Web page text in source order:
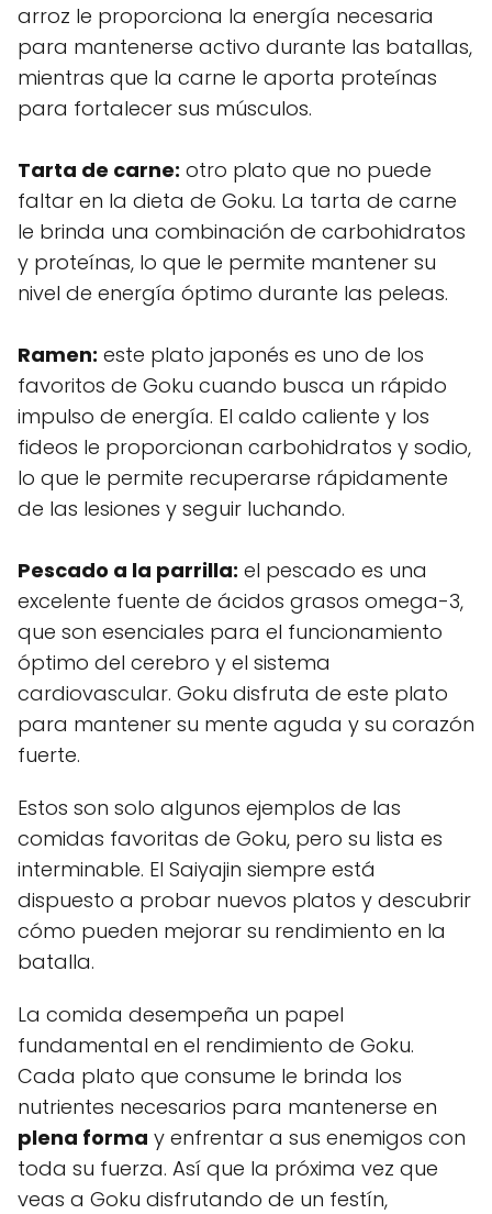
arroz le proporciona la energía necesaria
para mantenerse activo durante las batallas,
mientras que la carne le aporta proteínas
para fortalecer sus músculos.
Tarta de carne: otro plato que no puede
faltar en la dieta de Goku. La tarta de carne
le brinda una combinación de carbohidratos
y proteínas, lo que le permite mantener su
nivel de energía óptimo durante las peleas.
Ramen: este plato japonés es uno de los
favoritos de Goku cuando busca un rápido
impulso de energía. El caldo caliente y los
fideos le proporcionan carbohidratos y sodio,
lo que le permite recuperarse rápidamente
de las lesiones y seguir luchando.
Pescado a la parrilla: el pescado es una
excelente fuente de ácidos grasos omega-3,
que son esenciales para el funcionamiento
óptimo del cerebro y el sistema
cardiovascular. Goku disfruta de este plato
para mantener su mente aguda y su corazón
fuerte.
Estos son solo algunos ejemplos de las
comidas favoritas de Goku, pero su lista es
interminable. El Saiyajin siempre está
dispuesto a probar nuevos platos y descubrir
cómo pueden mejorar su rendimiento en la
batalla.
La comida desempeña un papel
fundamental en el rendimiento de Goku.
Cada plato que consume le brinda los
nutrientes necesarios para mantenerse en
plena forma y enfrentar a sus enemigos con
toda su fuerza. Así que la próxima vez que
veas a Goku disfrutando de un festín,